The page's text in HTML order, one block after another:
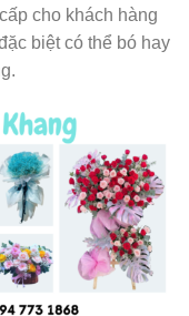
cho khách hàng
biệt có thể bó hay